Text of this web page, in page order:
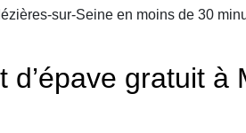
sur-Seine en moins de 30
d’épave gratuit